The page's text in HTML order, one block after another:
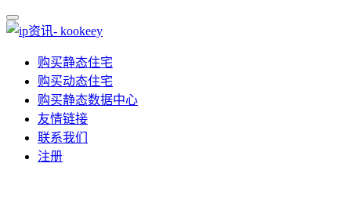
购买静态住宅
购买动态住宅
购买静态数据中心
友情链接
联系我们
注册